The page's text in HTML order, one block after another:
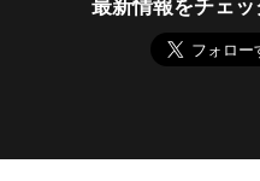
最新情報をチェッ